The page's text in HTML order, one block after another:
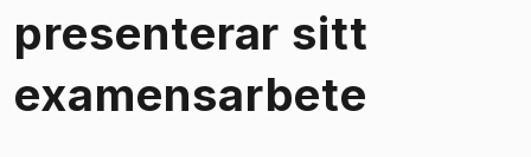
presenterar sitt
examensarbete